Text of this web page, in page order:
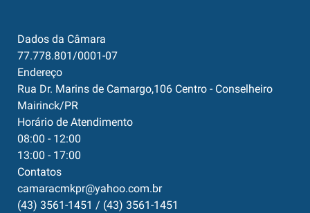
Dados da Câmara
77.778.801/0001-07
Endereço
Rua Dr. Marins de Camargo,106 Centro - Conselheiro
Mairinck/PR
Horário de Atendimento
08:00 - 12:00
13:00 - 17:00
Contatos
camaracmkpr@yahoo.com.br
(43) 3561-1451 / (43) 3561-1451